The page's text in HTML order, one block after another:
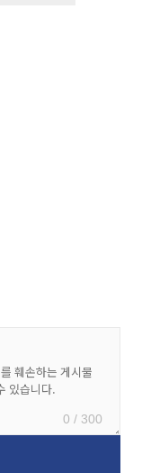
0 / 300